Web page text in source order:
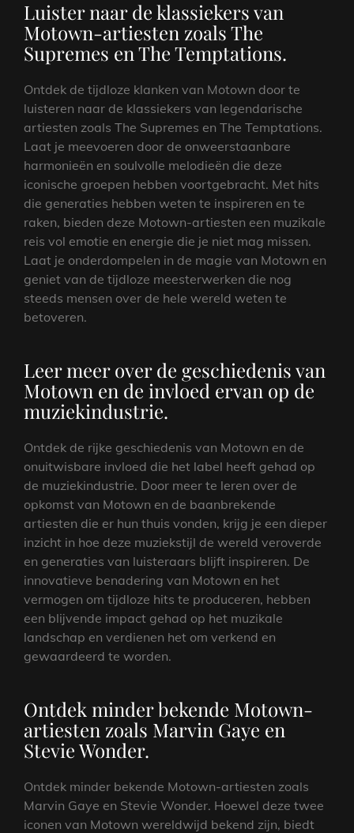
Luister naar de klassiekers van
Motown-artiesten zoals The
Supremes en The Temptations.
Ontdek de tijdloze klanken van Motown door te
luisteren naar de klassiekers van legendarische
artiesten zoals The Supremes en The Temptations.
Laat je meevoeren door de onweerstaanbare
harmonieën en soulvolle melodieën die deze
iconische groepen hebben voortgebracht. Met hits
die generaties hebben weten te inspireren en te
raken, bieden deze Motown-artiesten een muzikale
reis vol emotie en energie die je niet mag missen.
Laat je onderdompelen in de magie van Motown en
geniet van de tijdloze meesterwerken die nog
steeds mensen over de hele wereld weten te
betoveren.
Leer meer over de geschiedenis van
Motown en de invloed ervan op de
muziekindustrie.
Ontdek de rijke geschiedenis van Motown en de
onuitwisbare invloed die het label heeft gehad op
de muziekindustrie. Door meer te leren over de
opkomst van Motown en de baanbrekende
artiesten die er hun thuis vonden, krijg je een dieper
inzicht in hoe deze muziekstijl de wereld veroverde
en generaties van luisteraars blijft inspireren. De
innovatieve benadering van Motown en het
vermogen om tijdloze hits te produceren, hebben
een blijvende impact gehad op het muzikale
landschap en verdienen het om verkend en
gewaardeerd te worden.
Ontdek minder bekende Motown-
artiesten zoals Marvin Gaye en
Stevie Wonder.
Ontdek minder bekende Motown-artiesten zoals
Marvin Gaye en Stevie Wonder. Hoewel deze twee
iconen van Motown wereldwijd bekend zijn, biedt